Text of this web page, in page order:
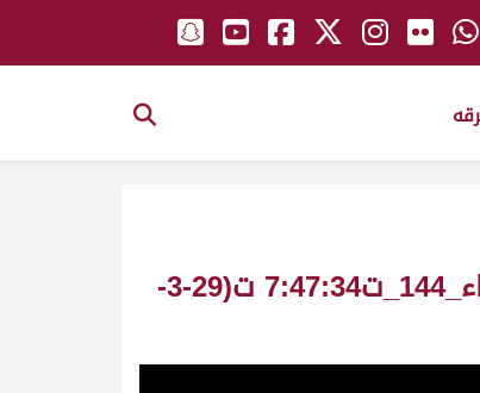
الشاهينيه ملك_حمد راشد رايه المري سباق سمو الأمير ش12 لقايا بكار عام مساء_144_ت7:47:34 ت(29-3-